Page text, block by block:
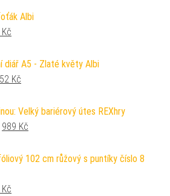
Albi
cena byla: 99 Kč.
Kč
diář A5 - Zlaté květy Albi
cena byla: 169 Kč.
Kč
Velký bariérový útes REXhry
Původní cena byla: 1 099 Kč.
989 Kč
102 cm růžový s puntíky číslo 8
cena byla: 99 Kč.
Kč